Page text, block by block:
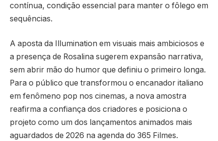
contínua, condição essencial para manter o fôlego em
sequências.
A aposta da Illumination em visuais mais ambiciosos e
a presença de Rosalina sugerem expansão narrativa,
sem abrir mão do humor que definiu o primeiro longa.
Para o público que transformou o encanador italiano
em fenômeno pop nos cinemas, a nova amostra
reafirma a confiança dos criadores e posiciona o
projeto como um dos lançamentos animados mais
aguardados de 2026 na agenda do 365 Filmes.